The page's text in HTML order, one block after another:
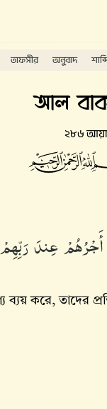
তাফসীর অনুবাদ
আল
২৮৬
أَجْرُهُمْ عِندَ
ব্যয় করে, তাদের